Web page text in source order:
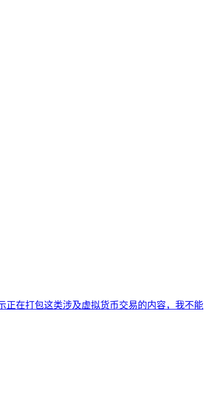
正在打包这类涉及虚拟货币交易的内容，我不能